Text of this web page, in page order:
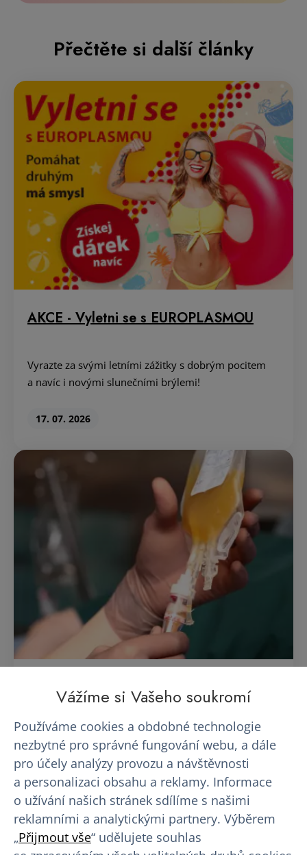
Přečtěte si další články
AKCE - Vyletni se s EUROPLASMOU
Vyrazte za svými letními zážitky s dobrým pocitem
a navíc i novými slunečními brýlemi!
17. 07. 2026
5 důvodů, proč se před prvním
odběrem…
Představa prvního odběru krevní plazmy vyvolává
u mnoha lidí nervozitu. Jehla, neznámé prostředí,
otázky typu…
13. 07. 2026
Vážíme si Vašeho soukromí
Používáme cookies a obdobné technologie
nezbytné pro správné fungování webu, a dále
pro účely analýzy provozu a návštěvnosti
a personalizaci obsahu a reklamy. Informace
o užívání našich stránek sdílíme s našimi
reklamními a analytickými partnery. Výběrem
„Přijmout vše“ udělujete souhlas